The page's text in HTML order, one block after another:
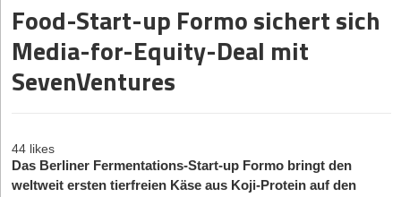
Food-Start-up Formo sichert sich
Media-for-Equity-Deal mit
SevenVentures
44 likes
Das Berliner Fermentations-Start-up Formo bringt den
weltweit ersten tierfreien Käse aus Koji-Protein auf den